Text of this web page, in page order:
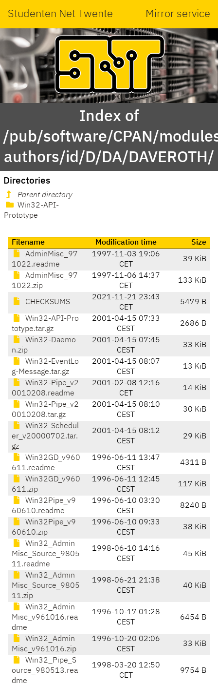
Studenten Net Twente Mirror service
Index of
/pub/software/CPAN/
authors/id/D/DA/DAVEROTH/
Directories
Parent directory
Win32-API-
Prototype
Filename Modification time
Size
AdminMisc_97
1022.readme
1997-11-03 19:06
CET
39 KiB
AdminMisc_97
1022.zip
1997-11-06 14:37
CET
133 KiB
CHECKSUMS
2021-11-21 23:43
CET
5479 B
Win32-API-Pro
totype.tar.gz
2001-04-15 07:33
CEST
2686 B
Win32-Daemo
n.zip
2001-04-15 07:45
CEST
33 KiB
Win32-EventLo
g-Message.tar.gz
2001-04-15 08:07
CEST
13 KiB
Win32-Pipe_v2
0010208.readme
2001-02-08 12:16
CET
14 KiB
Win32-Pipe_v2
0010208.tar.gz
2001-04-15 08:10
CEST
30 KiB
Win32-Schedul
er_v20000702.tar.
gz
2001-04-15 08:12
CEST
29 KiB
Win32GD_v960
611.readme
1996-06-11 13:47
CEST
4311 B
Win32GD_v960
611.zip
1996-06-11 12:45
CEST
117 KiB
Win32Pipe_v9
60610.readme
1996-06-10 03:30
CEST
8240 B
Win32Pipe_v9
60610.zip
1996-06-10 09:33
CEST
38 KiB
Win32_Admin
Misc_Source_9805
11.readme
1998-06-10 14:16
CEST
45 KiB
Win32_Admin
Misc_Source_9805
11.zip
1998-06-21 21:38
CEST
40 KiB
Win32_Admin
Misc_v961016.rea
dme
1996-10-17 01:28
CEST
6454 B
Win32_Admin
Misc_v961016.zip
1996-10-20 02:06
CEST
33 KiB
Win32_Pipe_S
ource_980513.rea
dme
1998-03-20 12:50
CET
9754 B